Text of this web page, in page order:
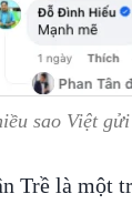
sao Việt
Trề là một